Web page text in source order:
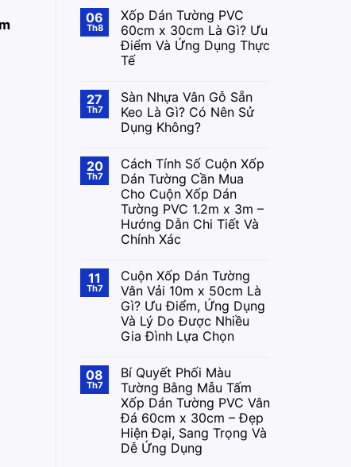
06
Th8
Xốp Dán Tường PVC
60cm x 30cm Là Gì? Ưu
Điểm Và Ứng Dụng Thực
Tế
27
Th7
Sàn Nhựa Vân Gỗ Sẵn
Keo Là Gì? Có Nên Sử
Dụng Không?
20
Th7
Cách Tính Số Cuộn Xốp
Dán Tường Cần Mua
Cho Cuộn Xốp Dán
Tường PVC 1.2m x 3m –
Hướng Dẫn Chi Tiết Và
Chính Xác
11
Th7
Cuộn Xốp Dán Tường
Vân Vải 10m x 50cm Là
Gì? Ưu Điểm, Ứng Dụng
Và Lý Do Được Nhiều
Gia Đình Lựa Chọn
08
Th7
Bí Quyết Phối Màu
Tường Bằng Mẫu Tấm
Xốp Dán Tường PVC Vân
Đá 60cm x 30cm – Đẹp
Hiện Đại, Sang Trọng Và
Dễ Ứng Dụng